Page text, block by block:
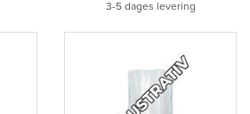
3-5 dages levering